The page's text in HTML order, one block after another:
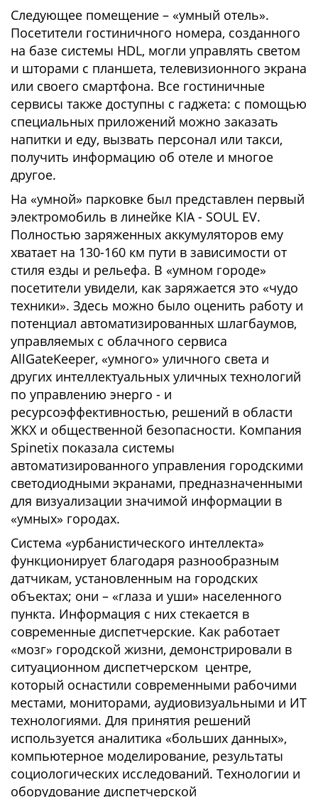
Следующее помещение – «умный отель».
Посетители гостиничного номера, созданного
на базе системы HDL, могли управлять светом
и шторами c планшета, телевизионного экрана
или своего смартфона. Все гостиничные
сервисы также доступны с гаджета: с помощью
специальных приложений можно заказать
напитки и еду, вызвать персонал или такси,
получить информацию об отеле и многое
другое.
На «умной» парковке был представлен первый
электромобиль в линейке KIA - SOUL EV.
Полностью заряженных аккумуляторов ему
хватает на 130-160 км пути в зависимости от
стиля езды и рельефа. В «умном городе»
посетители увидели, как заряжается это «чудо
техники». Здесь можно было оценить работу и
потенциал автоматизированных шлагбаумов,
управляемых с облачного сервиса
AllGateKeeper, «умного» уличного света и
других интеллектуальных уличных технологий
по управлению энерго - и
ресурсоэффективностью, решений в области
ЖКХ и общественной безопасности. Компания
Spinetix показала системы
автоматизированного управления городскими
светодиодными экранами, предназначенными
для визуализации значимой информации в
«умных» городах.
Система «урбанистического интеллекта»
функционирует благодаря разнообразным
датчикам, установленным на городских
объектах; они – «глаза и уши» населенного
пункта. Информация с них стекается в
современные диспетчерские. Как работает
«мозг» городской жизни, демонстрировали в
ситуационном диспетчерском центре,
который оснастили современными рабочими
местами, мониторами, аудиовизуальными и ИТ
технологиями. Для принятия решений
используется аналитика «больших данных»,
компьютерное моделирование, результаты
социологических исследований. Технологии и
оборудование диспетчерской